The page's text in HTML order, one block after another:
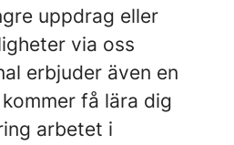
uppdrag eller
via oss
erbjuder även en
få lära dig
arbetet i